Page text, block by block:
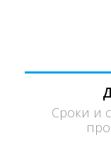
Сроки и